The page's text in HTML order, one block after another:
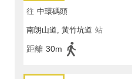
往 中環碼頭
南朗山道, 黃竹坑道 站
距離 30m